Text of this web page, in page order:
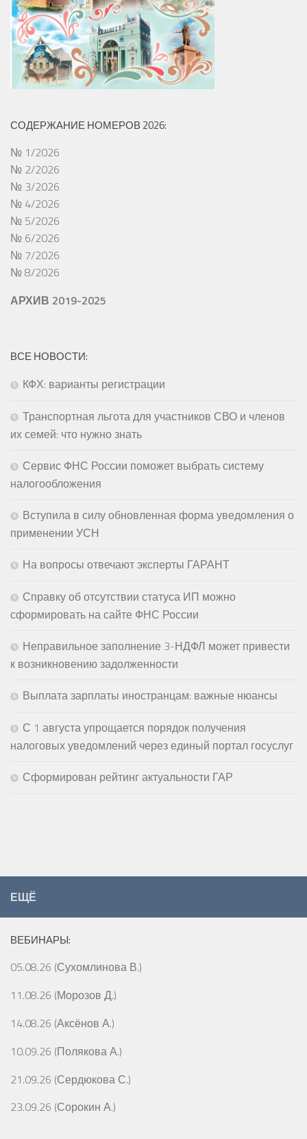
СОДЕРЖАНИЕ НОМЕРОВ 2026:
№ 1/2026
№ 2/2026
№ 3/2026
№ 4/2026
№ 5/2026
№ 6/2026
№ 7/2026
№ 8/2026
АРХИВ 2019-2025
ВСЕ НОВОСТИ:
КФХ: варианты регистрации
Транспортная льгота для участников СВО и членов
их семей: что нужно знать
Сервис ФНС России поможет выбрать систему
налогообложения
Вступила в силу обновленная форма уведомления о
применении УСН
На вопросы отвечают эксперты ГАРАНТ
Справку об отсутствии статуса ИП можно
сформировать на сайте ФНС России
Неправильное заполнение 3-НДФЛ может привести
к возникновению задолженности
Выплата зарплаты иностранцам: важные нюансы
С 1 августа упрощается порядок получения
налоговых уведомлений через единый портал госуслуг
Сформирован рейтинг актуальности ГАР
ЕЩЁ
ВЕБИНАРЫ:
05.08.26 (Сухомлинова В.)
11.08.26 (Морозов Д.)
14.08.26 (Аксёнов А.)
10.09.26 (Полякова А.)
21.09.26 (Сердюкова С.)
23.09.26 (Сорокин А.)